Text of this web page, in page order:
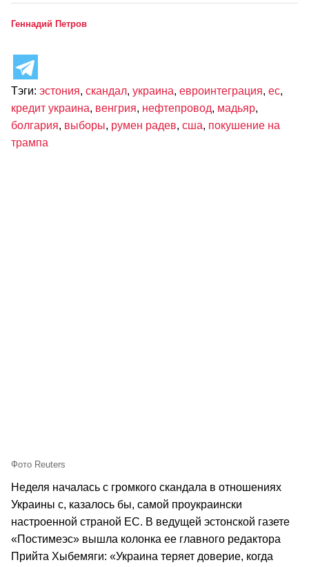
Геннадий Петров
Тэги: эстония, скандал, украина, евроинтеграция, ес,
кредит украина, венгрия, нефтепровод, мадьяр,
болгария, выборы, румен радев, сша, покушение на
трампа
Фото Reuters
Неделя началась с громкого скандала в отношениях
Украины с, казалось бы, самой проукраински
настроенной страной ЕС. В ведущей эстонской газете
«Постимеэс» вышла колонка ее главного редактора
Прийта Хыбемяги: «Украина теряет доверие, когда